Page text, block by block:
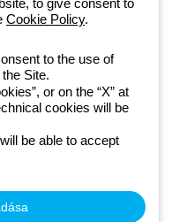
S.p.A. - P.IVA (IT)
to give consent to
Cookie Policy.
to the use of
Site.
or on the “X” at
cookies will be
be able to accept